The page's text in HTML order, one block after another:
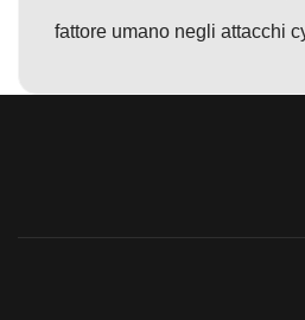
fattore umano negli attacchi